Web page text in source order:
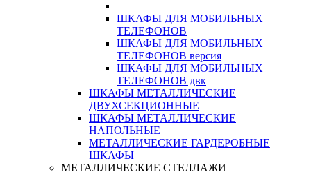
ШКАФЫ ДЛЯ МОБИЛЬНЫХ
ТЕЛЕФОНОВ
ШКАФЫ ДЛЯ МОБИЛЬНЫХ
ТЕЛЕФОНОВ версия
ШКАФЫ ДЛЯ МОБИЛЬНЫХ
ТЕЛЕФОНОВ двк
ШКАФЫ МЕТАЛЛИЧЕСКИЕ
ДВУХСЕКЦИОННЫЕ
ШКАФЫ МЕТАЛЛИЧЕСКИЕ
НАПОЛЬНЫЕ
МЕТАЛЛИЧЕСКИЕ ГАРДЕРОБНЫЕ
ШКАФЫ
МЕТАЛЛИЧЕСКИЕ СТЕЛЛАЖИ